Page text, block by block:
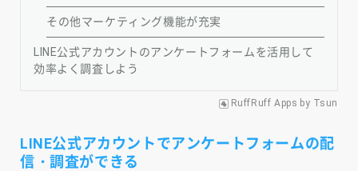
その他マーケティング機能が充実
LINE公式アカウントのアンケートフォームを活用して
効率よく調査しよう
RuffRuff Apps by Tsun
LINE公式アカウントでアンケートフォームの配
信・調査ができる